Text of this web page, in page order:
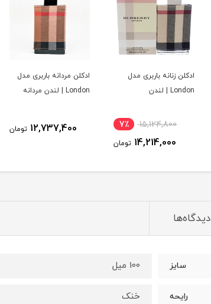
ادکلن زنانه باربری مدل
London | لندن
15,124,800 7٪
14,214,000 تومان
ادکلن مردانه باربری مدل
London | لندن مردانه
12,737,400 تومان
دیدگاه‌ها
سایز 100 میل
رایحه خنک